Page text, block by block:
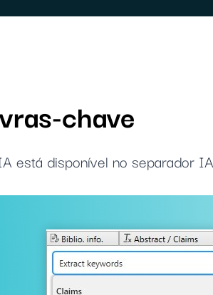
chave
está disponível no separador